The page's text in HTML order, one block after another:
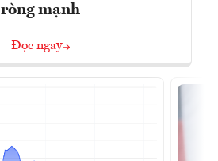
ròng mạnh
Đọc ngay